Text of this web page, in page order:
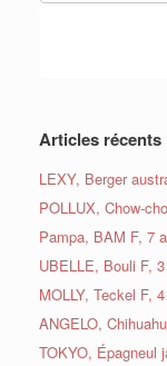
Articles récents
LEXY, Berger
POLLUX, Chow-
Pampa, BAM F, 7
UBELLE, Bouli F,
MOLLY, Teckel F,
ANGELO,
TOKYO, Épagneul